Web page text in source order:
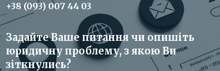
+38 (093) 007 44 03
Задайте Ваше питання чи опишіть
юридичну проблему, з якою Ви
зіткнулись?